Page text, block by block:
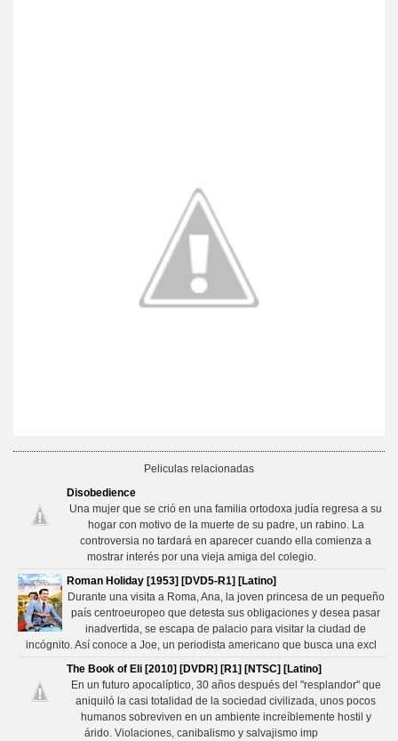
Peliculas relacionadas
Disobedience
Una mujer que se crió en una familia ortodoxa judía regresa a su
hogar con motivo de la muerte de su padre, un rabino. La
controversia no tardará en aparecer cuando ella comienza a
mostrar interés por una vieja amiga del colegio.
Roman Holiday [1953] [DVD5-R1] [Latino]
Durante una visita a Roma, Ana, la joven princesa de un pequeño
país centroeuropeo que detesta sus obligaciones y desea pasar
inadvertida, se escapa de palacio para visitar la ciudad de
incógnito. Así conoce a Joe, un periodista americano que busca una excl
The Book of Eli [2010] [DVDR] [R1] [NTSC] [Latino]
En un futuro apocalíptico, 30 años después del "resplandor" que
aniquiló la casi totalidad de la sociedad civilizada, unos pocos
humanos sobreviven en un ambiente increíblemente hostil y
árido. Violaciones, canibalismo y salvajismo imp